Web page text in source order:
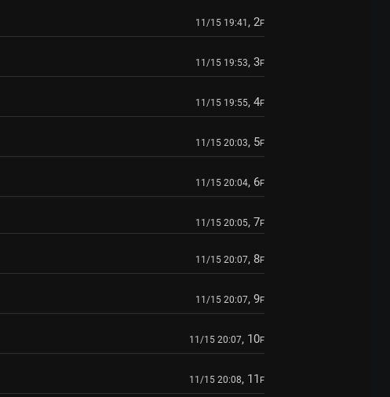
11/15 19:41 , 2F
11/15 19:53, 3F
11/15 19:55, 4F
11/15 20:03, 5F
11/15 20:04, 6F
11/15 20:05, 7F
11/15 20:07, 8F
11/15 20:07, 9F
11/15 20:07, 10F
11/15 20:08, 11 F